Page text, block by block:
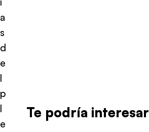
a
s
d
e
l
p
l
e
Te podría interesar